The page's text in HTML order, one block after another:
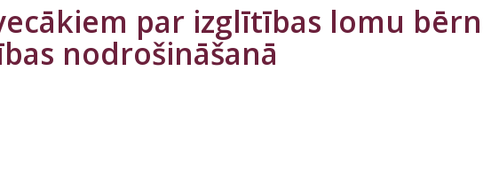
par izglītības lomu
nodrošināšanā